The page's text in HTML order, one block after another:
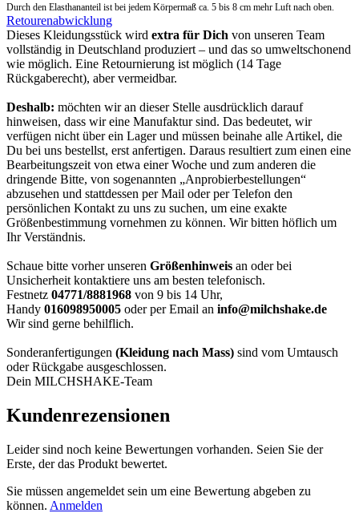
Durch den Elasthananteil ist bei jedem Körpermaß ca. 5 bis 8 cm mehr Luft nach oben.
Retourenabwicklung
Dieses Kleidungsstück wird extra für Dich von unseren Team
vollständig in Deutschland produziert – und das so umweltschonend
wie möglich. Eine Retournierung ist möglich (14 Tage
Rückgaberecht), aber vermeidbar.
Deshalb: möchten wir an dieser Stelle ausdrücklich darauf
hinweisen, dass wir eine Manufaktur sind. Das bedeutet, wir
verfügen nicht über ein Lager und müssen beinahe alle Artikel, die
Du bei uns bestellst, erst anfertigen. Daraus resultiert zum einen eine
Bearbeitungszeit von etwa einer Woche und zum anderen die
dringende Bitte, von sogenannten „Anprobierbestellungen“
abzusehen und stattdessen per Mail oder per Telefon den
persönlichen Kontakt zu uns zu suchen, um eine exakte
Größenbestimmung vornehmen zu können. Wir bitten höflich um
Ihr Verständnis.
Schaue bitte vorher unseren Größenhinweis an oder bei
Unsicherheit kontaktiere uns am besten telefonisch.
Festnetz 04771/8881968 von 9 bis 14 Uhr,
Handy 016098950005 oder per Email an info@milchshake.de
Wir sind gerne behilflich.
Sonderanfertigungen (Kleidung nach Mass) sind vom Umtausch
oder Rückgabe ausgeschlossen.
Dein MILCHSHAKE-Team
Kundenrezensionen
Leider sind noch keine Bewertungen vorhanden. Seien Sie der
Erste, der das Produkt bewertet.
Sie müssen angemeldet sein um eine Bewertung abgeben zu
können. Anmelden